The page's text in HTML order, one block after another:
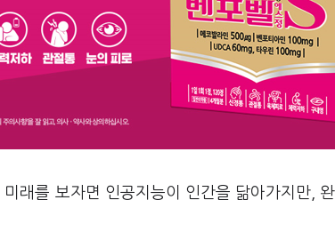
래를 보자면 인공지능이 인간을 닮아가지만,